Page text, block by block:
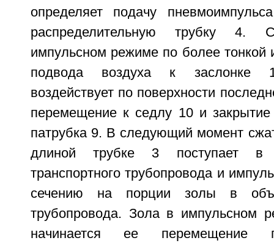
определяет подачу
распределительную трубку 4.
импульсном режиме по более тонкой
подвода воздуха к заслонке
воздействует по поверхности
перемещение к седлу 10 и закрытие
патрубка 9. В следующий момент
длиной трубке 3 поступает в
транспортного трубопровода и
сечению на порции золы в
трубопровода. Зола в импульсном
начинается ее перемещение